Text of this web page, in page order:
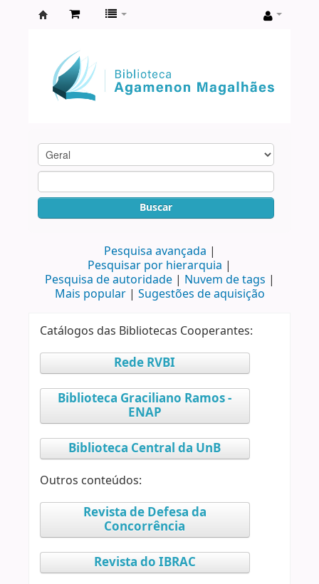
Agamenon
Magalhães
Buscar
Pesquisa avançada
Pesquisar por hierarquia
Pesquisa de autoridade
Nuvem de tags
Mais popular
Sugestões de aquisição
Catálogos das Bibliotecas Cooperantes:
Rede RVBI
Biblioteca Graciliano Ramos -
ENAP
Biblioteca Central da UnB
Outros conteúdos:
Revista de Defesa da
Concorrência
Revista do IBRAC